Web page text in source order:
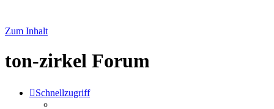
Zum Inhalt
ton-zirkel Forum
Schnellzugriff